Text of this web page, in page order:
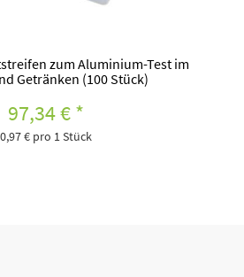
zum Aluminium-Test im
Getränken (100 Stück)
97,34 €*
0,97 € pro 1 Stück